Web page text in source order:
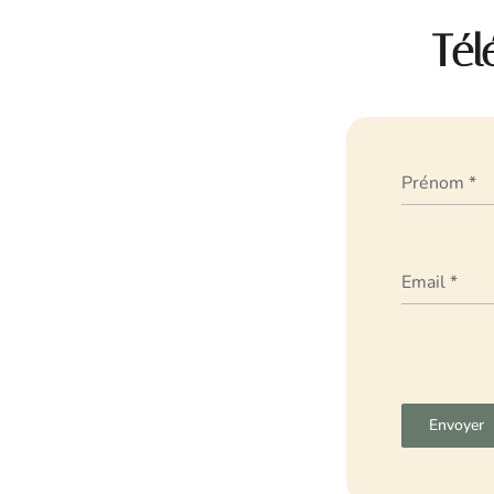
Prénom*
Email*
Envoyer